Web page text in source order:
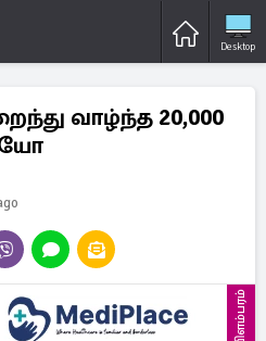
Desktop
வாழ்ந்த 20,000
விளம்பரம்